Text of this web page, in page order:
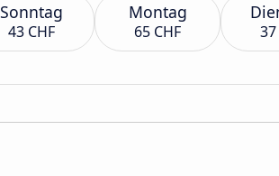
Sonntag
43 CHF
Montag
65 CHF 37